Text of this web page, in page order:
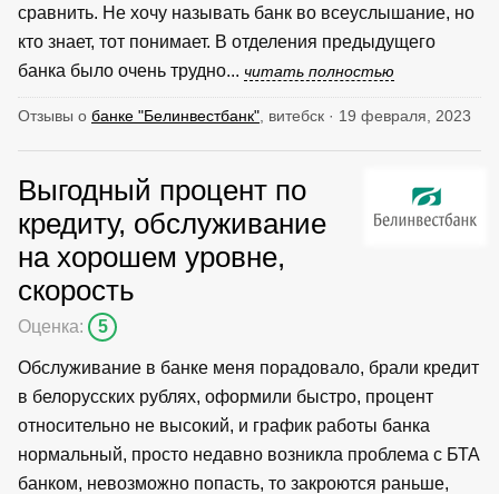
сравнить. Не хочу называть банк во всеуслышание, но
кто знает, тот понимает. В отделения предыдущего
банка было очень трудно... читать полностью
Отзывы о банке "Белинвестбанк" , витебск · 19 февраля, 2023
Выгодный процент по
кредиту, обслуживание
на хорошем уровне,
скорость
Оценка: 5
Обслуживание в банке меня порадовало, брали кредит
в белорусских рублях, оформили быстро, процент
относительно не высокий, и график работы банка
нормальный, просто недавно возникла проблема с БТА
банком, невозможно попасть, то закроются раньше,